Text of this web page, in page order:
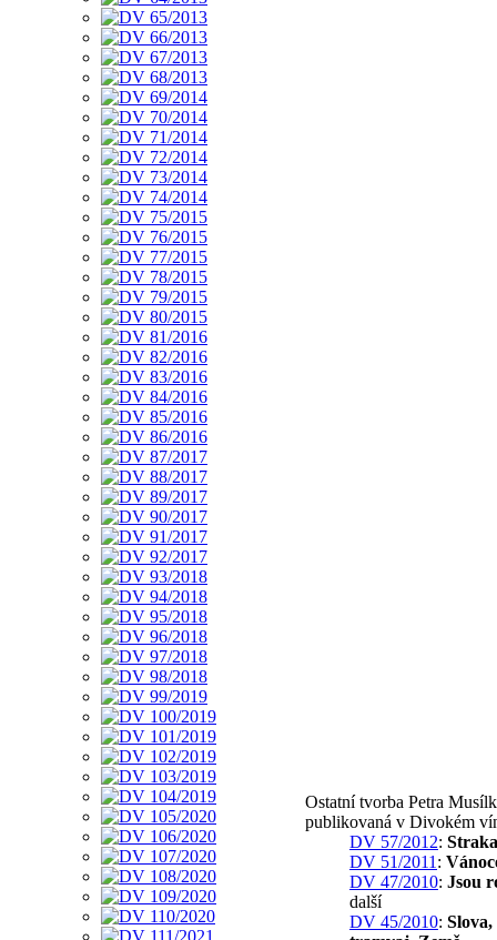
Ostatní tvorba Petra
publikovaná v Divokém
DV 57/2012:
DV 51/2011 :
DV 47/2010: Jsou
další
DV 45/2010: